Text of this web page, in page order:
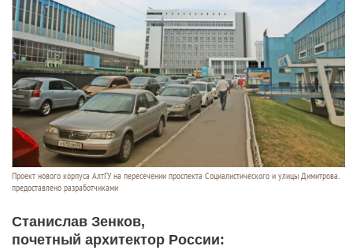
Проект нового корпуса АлтГУ на пересечении проспекта Социалистического и улицы Димитрова.
предоставлено разработчиками
Станислав Зенков,
почетный архитектор России: